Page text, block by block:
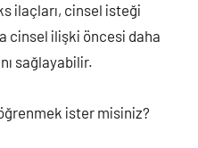
ilaçları, cinsel isteği
cinsel ilişki öncesi daha
sağlayabilir.
ister misiniz?